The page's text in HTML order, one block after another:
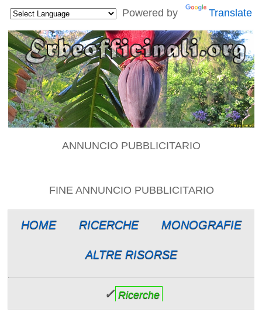
Powered by Translate
ANNUNCIO PUBBLICITARIO
FINE ANNUNCIO PUBBLICITARIO
HOME RICERCHE MONOGRAFIE
ALTRE RISORSE
✓ Ricerche